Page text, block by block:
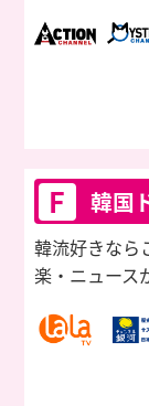
F 韓国
韓流好きなら
楽・ニュース